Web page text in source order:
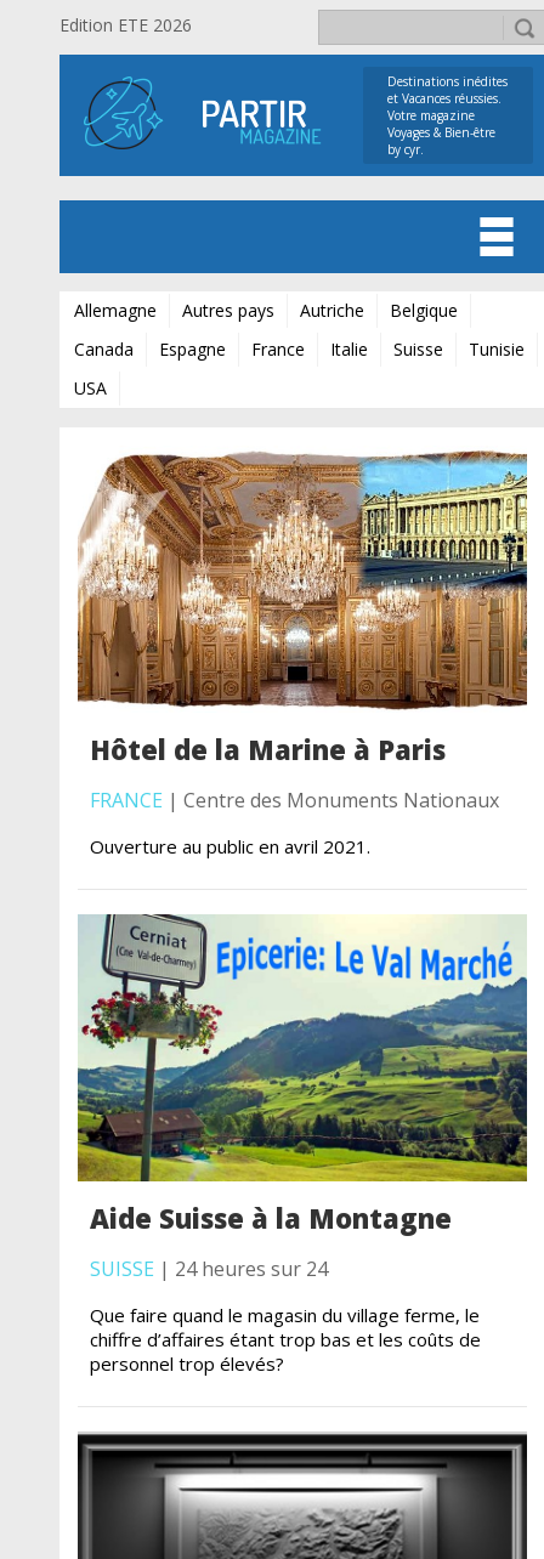
Edition ETE 2026
Destinations inédites
et Vacances réussies.
Votre magazine
Voyages & Bien-être
by cyr.
Allemagne Autres pays Autriche
Belgique
Canada
Espagne France Italie Suisse
Tunisie
USA
Hôtel de la Marine à Paris
FRANCE | Centre des Monuments Nationaux
Ouverture au public en avril 2021.
Aide Suisse à la Montagne
SUISSE | 24 heures sur 24
Que faire quand le magasin du village ferme, le
chiffre d’affaires étant trop bas et les coûts de
personnel trop élevés?